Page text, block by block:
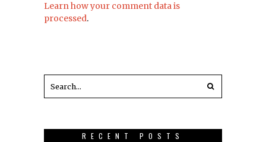
Learn how your comment data is
processed.
RECENT POSTS